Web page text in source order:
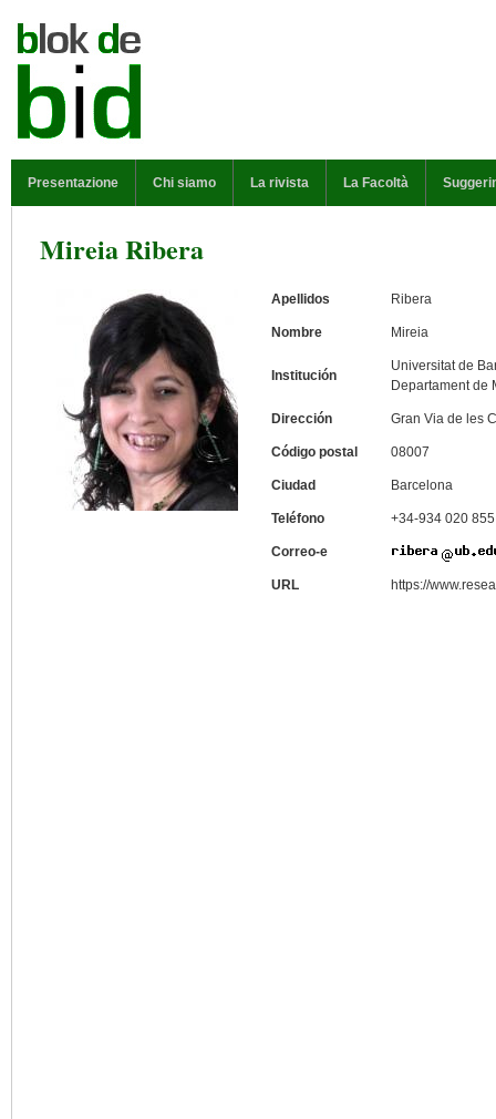
Presentazione Chi siamo La rivista La Facoltà
Mireia Ribera
Apellidos Ribera
Nombre Mireia
Institución
Universitat de
Departament de
Dirección Gran Via de les
Código postal 08007
Ciudad Barcelona
Teléfono +34-934 020 855
Correo-e
URL https://